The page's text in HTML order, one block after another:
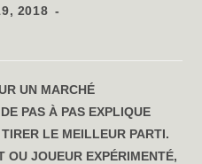
2018
UN MARCHÉ
PAS À PAS EXPLIQUE
LE MEILLEUR PARTI.
OU JOUEUR EXPÉRIMENTÉ,